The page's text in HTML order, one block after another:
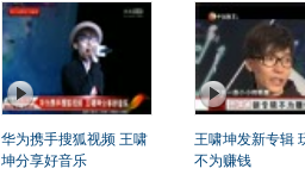
华为携手搜狐视频 王啸
坤分享好音乐
王啸坤发新专辑
不为赚钱